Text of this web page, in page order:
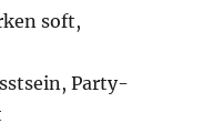
soft,
Party-